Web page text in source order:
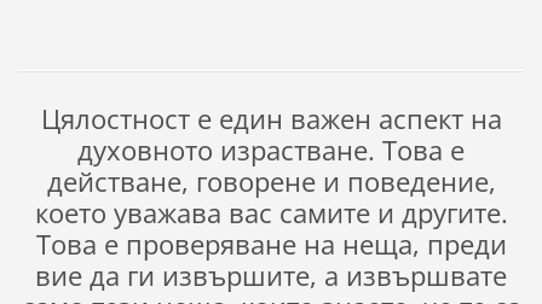
Цялостност е един важен аспект на
духовното израстване. Това е
действане, говорене и поведение,
което уважава вас самите и другите.
Това е проверяване на неща, преди
вие да ги извършите, а извършвате